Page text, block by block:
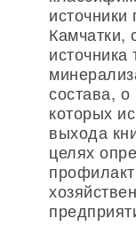
Камчатки,
состава, о
которых
выхода
целях